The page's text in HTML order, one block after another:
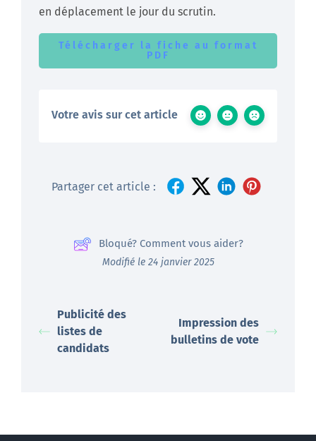
en déplacement le jour du scrutin.
Télécharger la fiche au format
PDF
Votre avis sur cet article
Partager cet article :
Bloqué? Comment vous aider?
Modifié le 24 janvier 2025
Publicité des
listes de
candidats
Impression des
bulletins de vote